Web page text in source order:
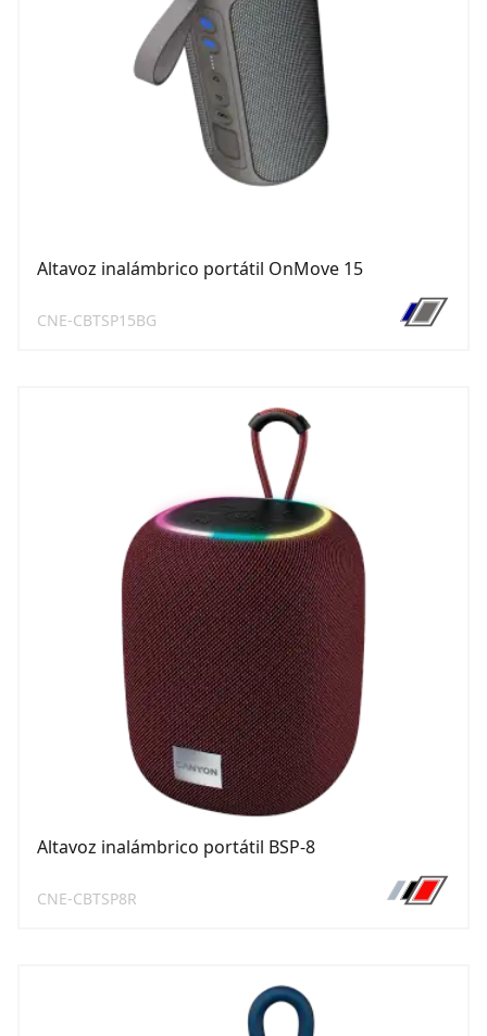
Altavoz inalámbrico portátil OnMove 15
CNE-CBTSP15BG
Altavoz inalámbrico portátil BSP-8
CNE-CBTSP8R